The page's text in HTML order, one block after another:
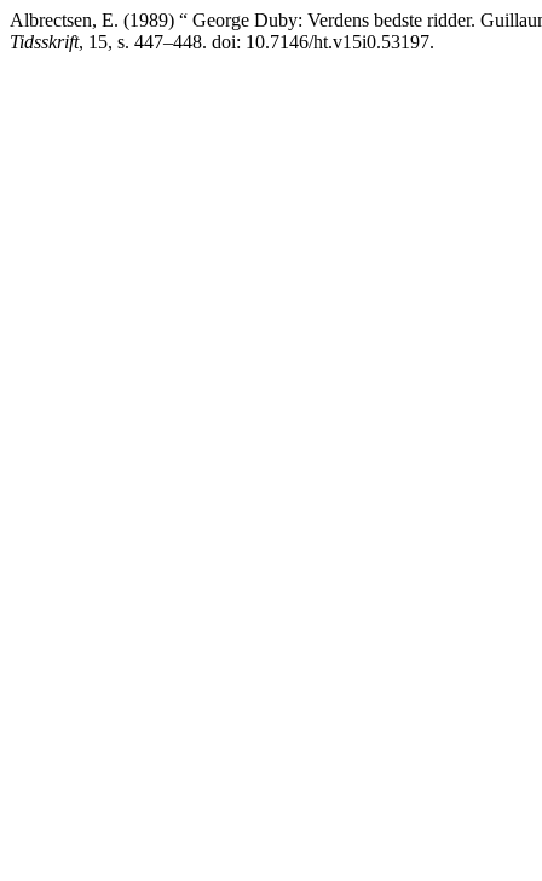
Albrectsen, E. (1989) “ George Duby: Verdens bedste ridder.
Tidsskrift, 15, s. 447–448. doi: 10.7146/ht.v15i0.53197.